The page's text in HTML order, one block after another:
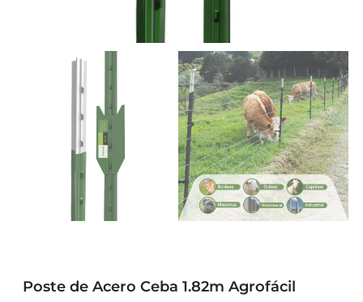
Poste de Acero Ceba 1.82m Agrofácil